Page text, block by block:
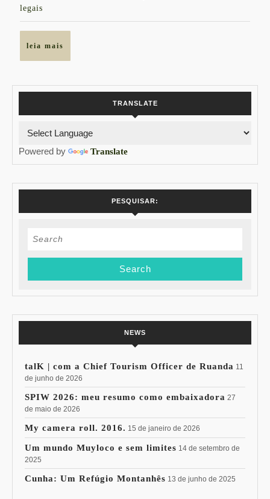
do
de
house
music
e
open
bar
Fruttare
legais
leia mais
TRANSLATE
Powered by Translate
PESQUISAR:
Search
NEWS
talK | com a Chief Tourism Officer de Ruanda 11
de junho de 2026
SPIW 2026: meu resumo como embaixadora 27
de maio de 2026
My camera roll. 2016. 15 de janeiro de 2026
Um mundo Muyloco e sem limites 14 de setembro de
2025
Cunha: Um Refúgio Montanhês 13 de junho de 2025